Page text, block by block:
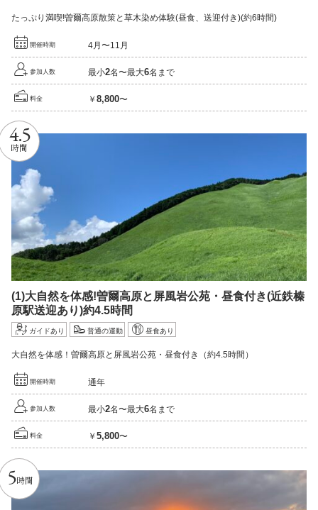
たっぷり満喫!曽爾高原散策と草木染め体験(昼食、送迎付き)(約6時間)
開催時期 4月〜11月
参加人数 最小2名〜最大6名まで
料金 ￥ 8,800〜
4.5
時間
(1)大自然を体感!曽爾高原と屏風岩公苑・昼食付き(近鉄榛
原駅送迎あり)約4.5時間
ガイドあり 普通の運動 昼食あり
大自然を体感！曽爾高原と屏風岩公苑・昼食付き（約4.5時間）
開催時期 通年
参加人数 最小2名〜最大6名まで
料金 ￥ 5,800〜
5時間